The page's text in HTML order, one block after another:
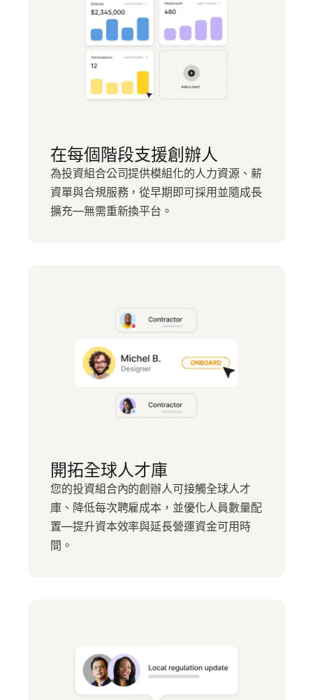
在每個階段支援創辦人
為投資組合公司提供模組化的人力資源、薪
資單與合規服務，從早期即可採用並隨成長
擴充—無需重新換平台。
開拓全球人才庫
您的投資組合內的創辦人可接觸全球人才
庫、降低每次聘雇成本，並優化人員數量配
置—提升資本效率與延長營運資金可用時
間。